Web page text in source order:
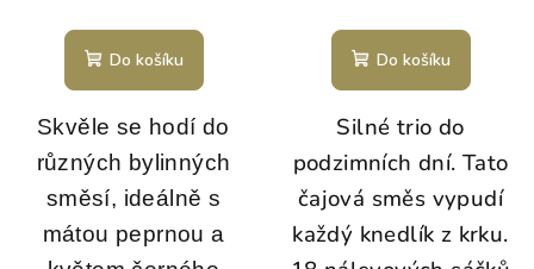
Do košíku
Skvěle se hodí do
různých bylinných
směsí, ideálně s
mátou peprnou a
Do košíku
Silné trio do
podzimních dní. Tato
čajová směs vypudí
každý knedlík z krku.